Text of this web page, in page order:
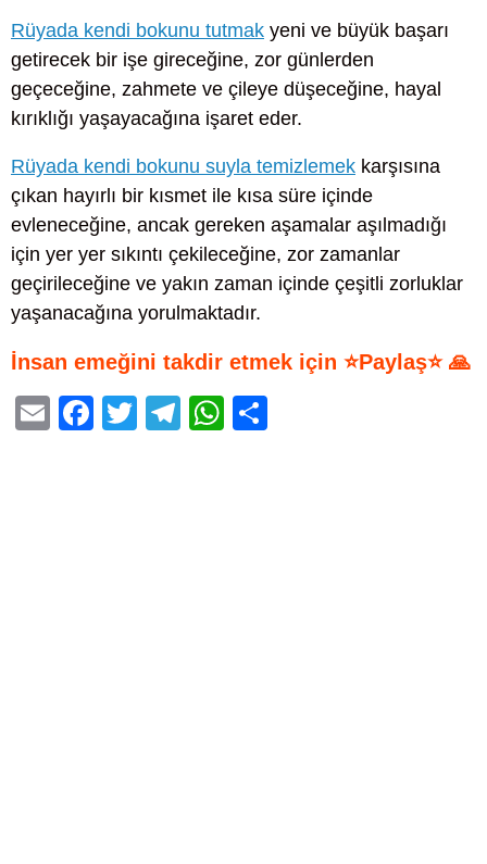
Rüyada kendi bokunu tutmak yeni ve büyük başarı
getirecek bir işe gireceğine, zor günlerden
geçeceğine, zahmete ve çileye düşeceğine, hayal
kırıklığı yaşayacağına işaret eder.
Rüyada kendi bokunu suyla temizlemek karşısına
çıkan hayırlı bir kısmet ile kısa süre içinde
evleneceğine, ancak gereken aşamalar aşılmadığı
için yer yer sıkıntı çekileceğine, zor zamanlar
geçirileceğine ve yakın zaman içinde çeşitli zorluklar
yaşanacağına yorulmaktadır.
İnsan emeğini takdir etmek için ⭐Paylaş⭐ 🙏
E
F
T
T
W